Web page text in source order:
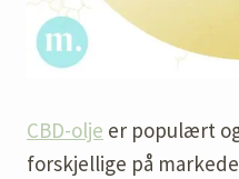
CBD-olje er populært
forskjellige på